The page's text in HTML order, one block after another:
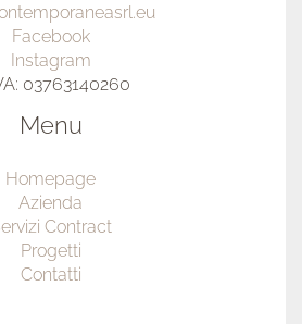
Facebook
Instagram
03763140260
Menu
Homepage
Azienda
Contract
Progetti
Contatti